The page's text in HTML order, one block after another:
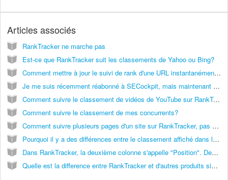
Articles associés
RankTracker ne marche pas
Est-ce que RankTracker suit les classements de Yahoo ou Bing?
Comment mettre à jour le suivi de rank d'une URL instantanément? Est-ce possible?
Je me suis récemment réabonné à SECockpit, mais maintenant RankTracker n'affiche pas de données pour les sites et mots-clés que je suis. Le graphique n'affiche que des lignes droites ou rien du tout.
Comment suivre le classement de vidéos de YouTube sur RankTracker? Est-ce possible?
Comment suivre le classement de mes concurrents?
Comment suivre plusieurs pages d'un site sur RankTracker, pas seulement la première page trouvée pour chaque mot-clé?
Pourquoi il y a des différences entre le classement affiché dans le rapport et le classement sur Google?
Dans RankTracker, la deuxième colonne s'appelle "Position". Des fois il y a un signe "?" qui apparait dans cette colonne. Est-ce que ça veut dire que ce mot-clé n'est pas classé du tout?
Quelle est la difference entre RankTracker et d'autres produits similaires?